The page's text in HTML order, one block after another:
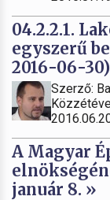
04.2.2.1.
egyszerű
2016-06-
Szerző:
A Magyar
január 8. »